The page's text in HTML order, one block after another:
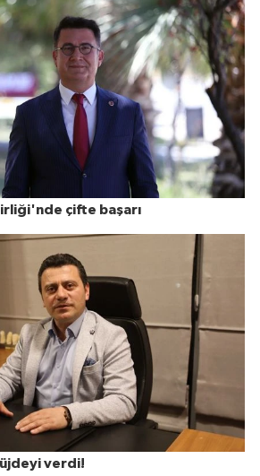
çifte başarı
verdi!